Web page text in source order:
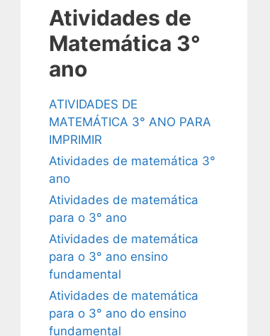
Atividades de
Matemática 3°
ano
ATIVIDADES DE
MATEMÁTICA 3° ANO PARA
IMPRIMIR
Atividades de matemática 3°
ano
Atividades de matemática
para o 3° ano
Atividades de matemática
para o 3° ano ensino
fundamental
Atividades de matemática
para o 3° ano do ensino
fundamental